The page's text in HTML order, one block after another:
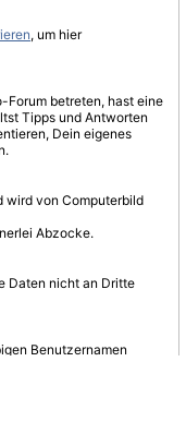
, um hier
Forum betreten, hast eine
Tipps und Antworten
Dein eigenes
wird von Computerbild
Abzocke.
Daten nicht an Dritte
Benutzernamen